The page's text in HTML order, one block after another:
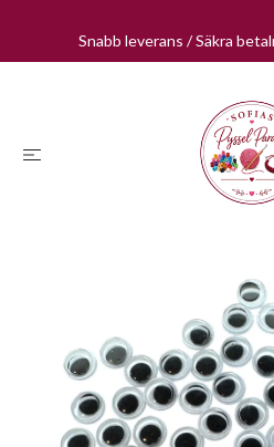
Snabb leverans / Säkra